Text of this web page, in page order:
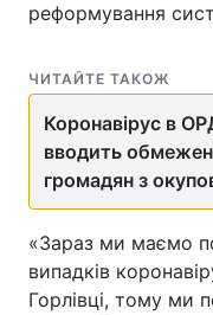
реформування
ЧИТАЙТЕ ТАКОЖ
Коронавірус в
вводить
громадян з
«Зараз ми маємо
випадків
Горлівці, тому ми